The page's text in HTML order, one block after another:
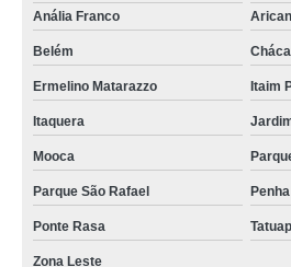
Anália Franco
Belém
Ermelino Matarazzo Itaim
Itaquera
Mooca
Parque São Rafael Penha
Ponte Rasa
Zona Leste